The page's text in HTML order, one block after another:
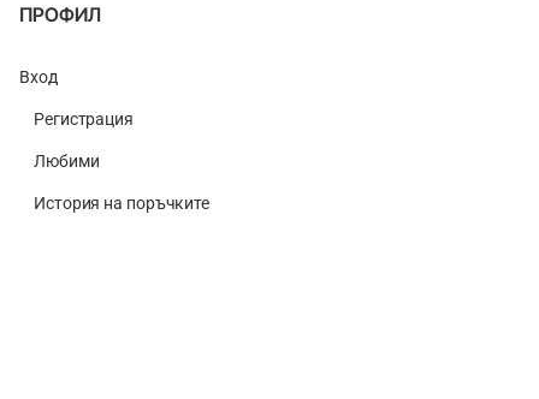
ПРОФИЛ
Вход
Регистрация
Любими
История на поръчките